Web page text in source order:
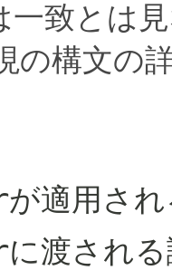
一致とは
の構文の
が適用さ
に渡され